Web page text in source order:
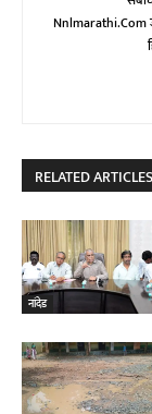
Nnlmarathi.com
RELATED ARTICLES
नांदेड